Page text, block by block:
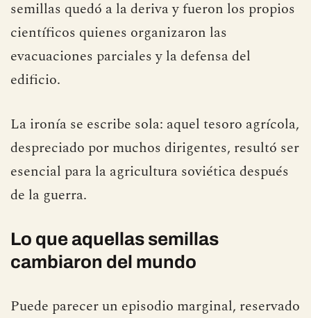
semillas quedó a la deriva y fueron los propios
científicos quienes organizaron las
evacuaciones parciales y la defensa del
edificio.
La ironía se escribe sola: aquel tesoro agrícola,
despreciado por muchos dirigentes, resultó ser
esencial para la agricultura soviética después
de la guerra.
Lo que aquellas semillas
cambiaron del mundo
Puede parecer un episodio marginal, reservado